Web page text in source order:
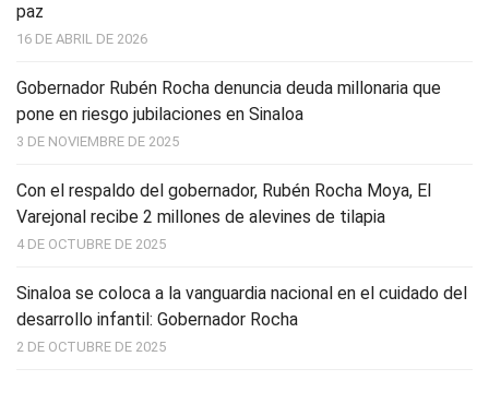
paz
16 DE ABRIL DE 2026
Gobernador Rubén Rocha denuncia deuda millonaria que
pone en riesgo jubilaciones en Sinaloa
3 DE NOVIEMBRE DE 2025
Con el respaldo del gobernador, Rubén Rocha Moya, El
Varejonal recibe 2 millones de alevines de tilapia
4 DE OCTUBRE DE 2025
Sinaloa se coloca a la vanguardia nacional en el cuidado del
desarrollo infantil: Gobernador Rocha
2 DE OCTUBRE DE 2025